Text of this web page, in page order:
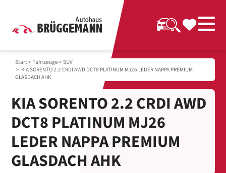
Start> Fahrzeuge > SUV
> KIA SORENTO 2.2 CRDI AWD DCT8 PLATINUM MJ26 LEDER NAPPA PREMIUM
GLASDACH AHK
KIA SORENTO 2.2 CRDI AWD
DCT8 PLATINUM MJ26
LEDER NAPPA PREMIUM
GLASDACH AHK